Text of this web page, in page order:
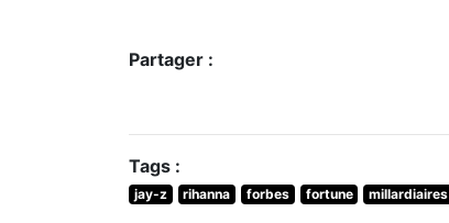
Partager :
Tags :
jay-z rihanna forbes fortune millardiaires